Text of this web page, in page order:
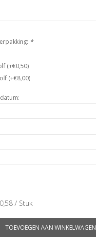
*
(+€0,50)
(+€8,00)
/ Stuk
TOEVOEGEN AAN WINKELWAGEN